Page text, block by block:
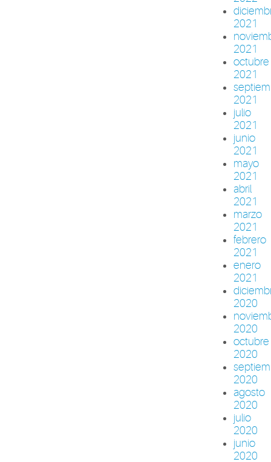
2021
2021
octubre
2021
2021
julio
2021
junio
2021
mayo
2021
abril
2021
marzo
2021
febrero
2021
enero
2021
2020
2020
octubre
2020
2020
agosto
2020
julio
2020
junio
2020